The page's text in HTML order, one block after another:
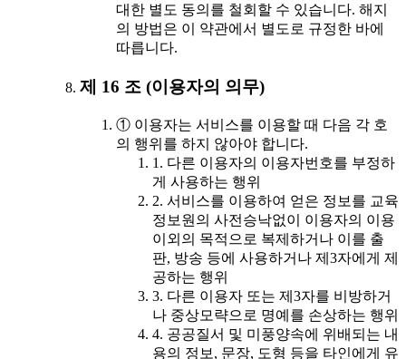
대한 별도 동의를 철회할 수 있습니다. 해지
의 방법은 이 약관에서 별도로 규정한 바에
따릅니다.
제 16 조 (이용자의 의무)
① 이용자는 서비스를 이용할 때 다음 각 호
의 행위를 하지 않아야 합니다.
1. 다른 이용자의 이용자번호를 부정하
게 사용하는 행위
2. 서비스를 이용하여 얻은 정보를 교육
정보원의 사전승낙없이 이용자의 이용
이외의 목적으로 복제하거나 이를 출
판, 방송 등에 사용하거나 제3자에게 제
공하는 행위
3. 다른 이용자 또는 제3자를 비방하거
나 중상모략으로 명예를 손상하는 행위
4. 공공질서 및 미풍양속에 위배되는 내
용의 정보, 문장, 도형 등을 타인에게 유